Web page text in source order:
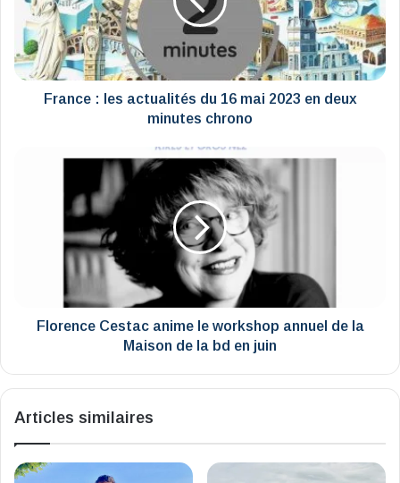
16
mai
2023
en
France : les actualités du 16 mai 2023 en deux
minutes chrono
Florence
workshop
Florence Cestac anime le workshop annuel de la
Maison de la bd en juin
Articles similaires